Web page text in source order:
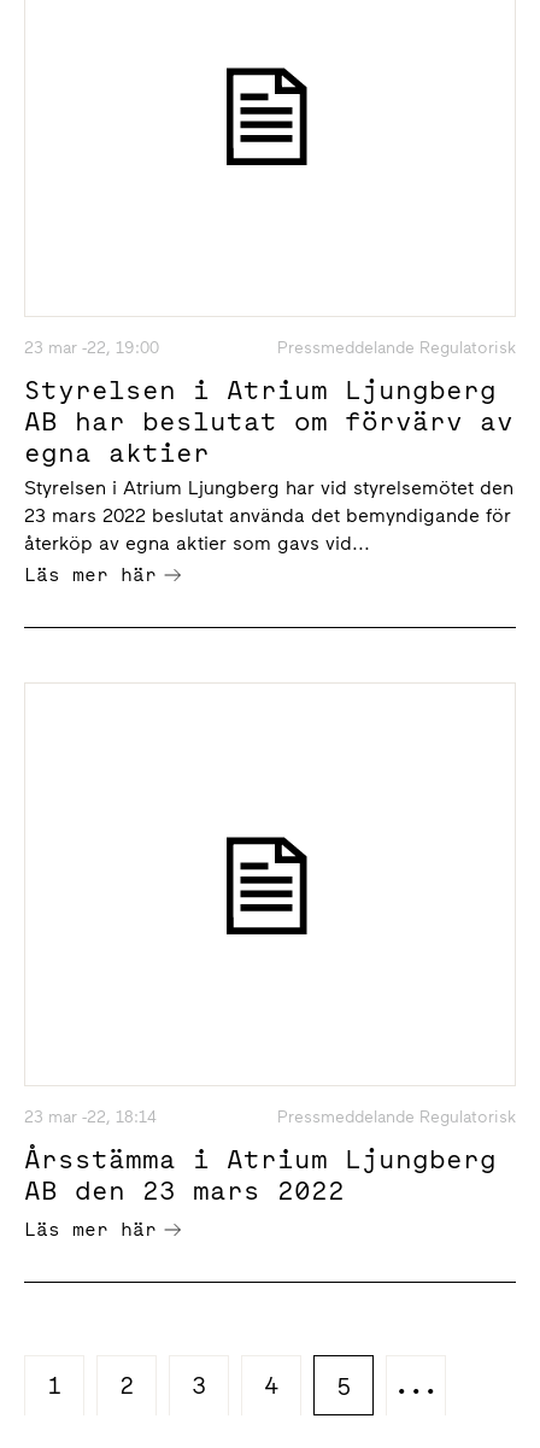
23 mar -22, 19:00 Pressmeddelande Regulatorisk
Styrelsen i Atrium Ljungberg
AB har beslutat om förvärv av
egna aktier
Styrelsen i Atrium Ljungberg har vid styrelsemötet den
23 mars 2022 beslutat använda det bemyndigande för
återköp av egna aktier som gavs vid...
Läs mer här
23 mar -22, 18:14 Pressmeddelande Regulatorisk
Årsstämma i Atrium Ljungberg
AB den 23 mars 2022
Läs mer här
1 2 3 4 5 ...